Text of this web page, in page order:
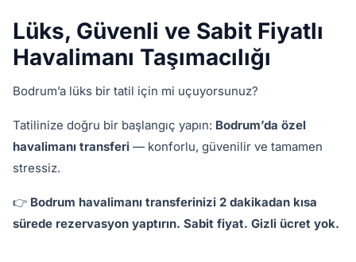
Lüks, Güvenli ve Sabit Fiyatlı
Havalimanı Taşımacılığı
Bodrum’a lüks bir tatil için mi uçuyorsunuz?
Tatilinize doğru bir başlangıç yapın: Bodrum’da özel
havalimanı transferi — konforlu, güvenilir ve tamamen
stressiz.
👉 Bodrum havalimanı transferinizi 2 dakikadan kısa
sürede rezervasyon yaptırın. Sabit fiyat. Gizli ücret yok.